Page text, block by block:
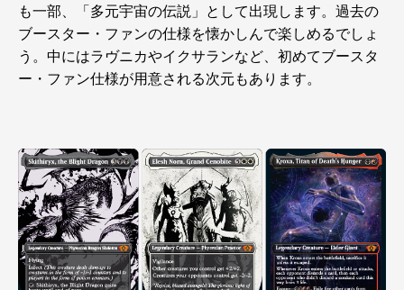
も一部、「多元宇宙の伝説」として出現します。過去の
ブースター・ファンの仕様を懐かしんで楽しめるでしょ
う。中にはラヴニカやイクサランなど、初めてブースタ
ー・ファン仕様が用意される次元もあります。